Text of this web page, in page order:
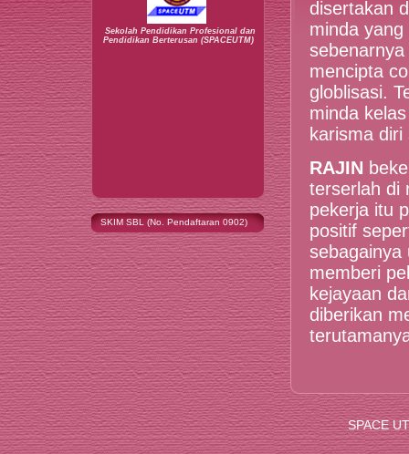
Sekolah Pendidikan Profesional dan
Pendidikan Berterusan (SPACEUTM)
SKIM SBL (No. Pendaftaran 0902)
disertakan
minda
mencipta
globlisasi.
minda
karisma
RAJIN
terserlah di
pekerja itu
positif
sebagainya
memberi
kejayaan
diberikan
SPACE